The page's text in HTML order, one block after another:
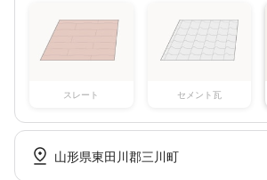
スレート セメント瓦
山形県東田川郡三川町